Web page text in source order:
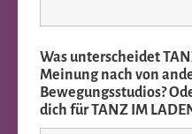
Was unterscheidet
Meinung nach von
Bewegungsstudios?
dich für TANZ IM